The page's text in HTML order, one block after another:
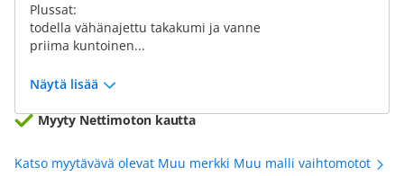
Plussat:
todella vähänajettu takakumi ja vanne
priima kuntoinen...
Näytä lisää
Myyty Nettimoton kautta
Katso myytävävä olevat Muu merkki Muu malli vaihtomotot